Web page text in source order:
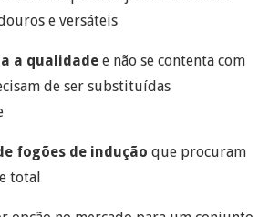
e versáteis
a qualidade e não se contenta com
de ser substituídas
fogões de indução que procuram
total